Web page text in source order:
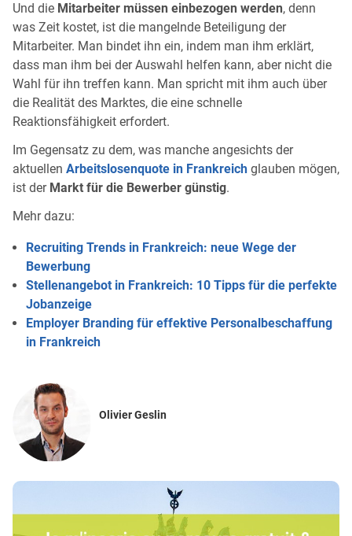
Und die Mitarbeiter müssen einbezogen werden, denn
was Zeit kostet, ist die mangelnde Beteiligung der
Mitarbeiter. Man bindet ihn ein, indem man ihm erklärt,
dass man ihm bei der Auswahl helfen kann, aber nicht die
Wahl für ihn treffen kann. Man spricht mit ihm auch über
die Realität des Marktes, die eine schnelle
Reaktionsfähigkeit erfordert.
Im Gegensatz zu dem, was manche angesichts der
aktuellen Arbeitslosenquote in Frankreich glauben mögen,
ist der Markt für die Bewerber günstig.
Mehr dazu:
Recruiting Trends in Frankreich: neue Wege der
Bewerbung
Stellenangebot in Frankreich: 10 Tipps für die perfekte
Jobanzeige
Employer Branding für effektive Personalbeschaffung
in Frankreich
Olivier Geslin